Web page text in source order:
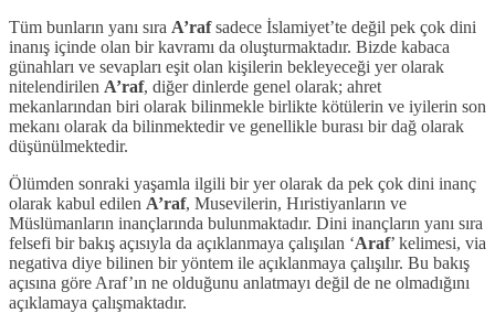
Tüm bunların yanı sıra A’rafsadece İslamiyet’te değil pek çok dini
inanış içinde olan bir kavramı da oluşturmaktadır. Bizde kabaca
günahları ve sevapları eşit olan kişilerin bekleyeceği yer olarak
nitelendirilen A’raf, diğer dinlerde genel olarak; ahret
mekanlarından biri olarak bilinmekle birlikte kötülerin ve iyilerin son
mekanı olarak da bilinmektedir ve genellikle burası bir dağ olarak
düşünülmektedir.
Ölümden sonraki yaşamla ilgili bir yer olarak da pek çok dini inanç
olarak kabul edilen A’raf, Musevilerin, Hıristiyanların ve
Müslümanların inançlarında bulunmaktadır. Dini inançların yanı sıra
felsefi bir bakış açısıyla da açıklanmaya çalışılan ‘Araf’ kelimesi, via
negativa diye bilinen bir yöntem ile açıklanmaya çalışılır. Bu bakış
açısına göre Araf’ın ne olduğunu anlatmayı değil de ne olmadığını
açıklamaya çalışmaktadır.